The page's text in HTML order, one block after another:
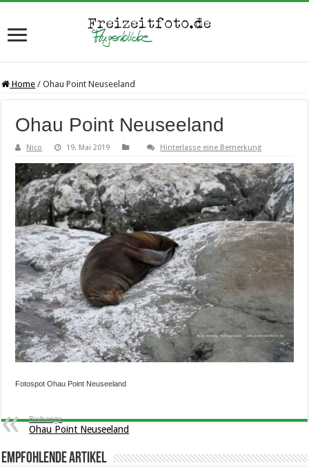
Home / Ohau Point Neuseeland
Ohau Point Neuseeland
Nico 19. Mai 2019 Hinterlasse eine Bemerkung
Fotospot Ohau Point Neuseeland
Bisherige
Ohau Point Neuseeland
Empfohlende Artikel